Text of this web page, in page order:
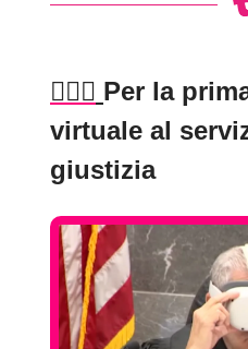
👨🏻‍⚖️ Per la
virtuale al
giustizia